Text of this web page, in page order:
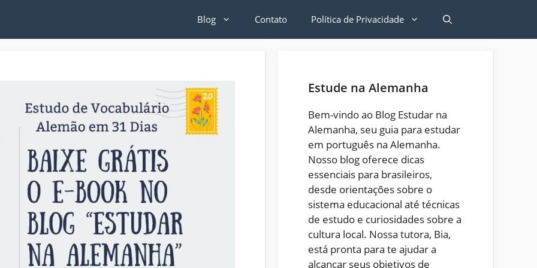
Blog Contato Política de Privacidade
Estude na Alemanha
Bem-vindo ao Blog Estudar na
Alemanha, seu guia para estudar
em português na Alemanha.
Nosso blog oferece dicas
essenciais para brasileiros,
desde orientações sobre o
sistema educacional até técnicas
de estudo e curiosidades sobre a
cultura local. Nossa tutora, Bia,
está pronta para te ajudar a
alcançar seus objetivos de